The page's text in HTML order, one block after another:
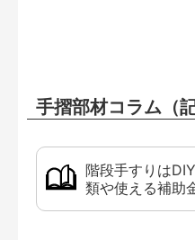
手摺部材コラム（記
階段手すりは
類や使える補助